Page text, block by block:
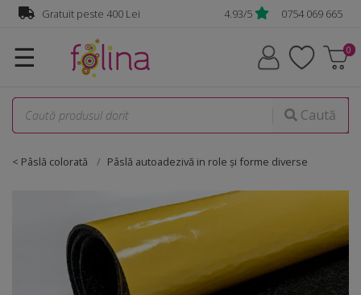
Gratuit peste 400 Lei 4.93/5 0754 069 665
☰
Caută
< Pâslă colorată Pâslă autoadezivă in role și forme diverse